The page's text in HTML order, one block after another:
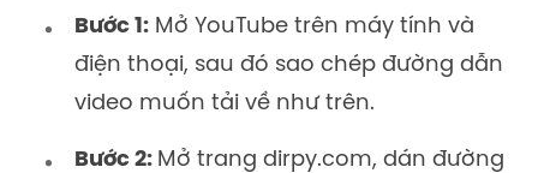
Bước 1: Mở YouTube trên máy tính và
điện thoại, sau đó sao chép đường dẫn
video muốn tải về như trên.
Bước 2: Mở trang dirpy.com, dán đường